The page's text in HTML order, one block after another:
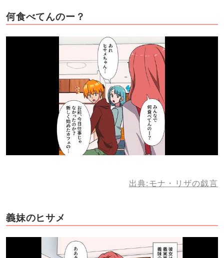
何食べてんのー？
出典:モナ・リザの戯言
義妹のヒサメ